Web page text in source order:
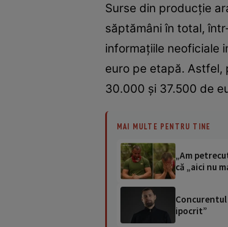
Surse din producție
săptămâni în total,
informațiile neoficiale
euro pe etapă. Astfel,
30.000 și 37.500 de
MAI MULTE PENTRU TINE
„Am
că „aici nu
Concurentul
ipocrit”